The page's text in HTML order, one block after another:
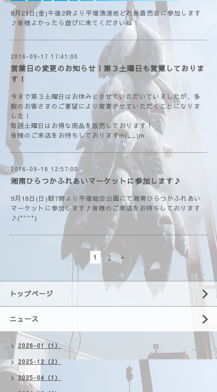
9月23日(金)午後2時より平塚漁港地どれ魚直売会に参加します
♪皆様よかったら遊びに来てくださいね！
2016-09-17 17:41:00
営業日の変更のお知らせ！第３土曜日も営業しておりま
す！
今まで第３土曜日はお休みとさせていただいていましたが、多
数のお客さまのご要望により営業させていただくことになりま
した！
毎週土曜日はお得な商品を販売しております！
皆様のご来店をお待ちしておりますm(__)m
2016-09-16 12:57:00
湘南ひらつかふれあいマーケットに参加します♪
9月18日(日)朝7時より平塚総合公園にて湘南ひらつかふれあい
マーケットに参加します♪皆様のご来店をお待ちしております
♪(*^^*)
1 2 »
トップページ
ニュース
2026-01（1）
2025-12（2）
2025-04（1）